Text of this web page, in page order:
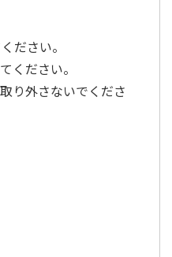
ださい。
ください。
り外さないでくださ